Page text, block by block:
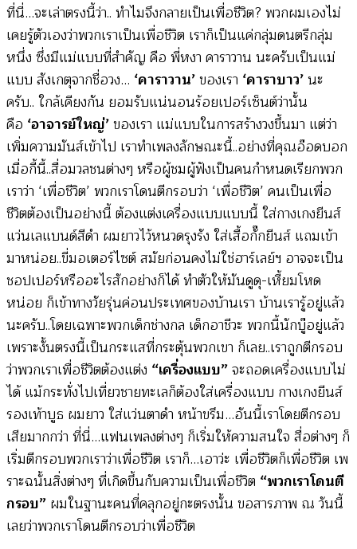
ที่นี่…จะเล่าตรงนี้ว่า.. ทำไมจึงกลายเป็นเพื่อชีวิต? พวกผมเองไม่
เคยรู้ตัวเองว่าพวกเราเป็นเพื่อชีวิต เราก็เป็นแค่กลุ่มดนตรีกลุ่ม
หนึ่ง ซึ่งมีแม่แบบที่สำคัญ คือ พี่หงา คาราวาน นะครับเป็นแม่
แบบ สังเกตุจากชื่อวง… ‘คาราวาน’ของเรา ‘คาราบาว’นะ
ครับ.. ใกล้เคียงกัน ยอมรับแน่นอนร้อยเปอร์เซ็นต์ว่านั้น
คือ ‘อาจารย์ใหญ่’ของเรา แม่แบบในการสร้างวงขึ้นมา แต่ว่า
เพิ่มความมันส์เข้าไป เราทำเพลงลักษณะนี้..อย่างที่คุณอ๊อดบอก
เมื่อกี้นี้..สื่อมวลชนต่างๆ หรือผู้ชมผู้ฟังเป็นคนกำหนดเรียกพวก
เราว่า ‘เพื่อชีวิต’ พวกเราโดนตีกรอบว่า ‘เพื่อชีวิต’ คนเป็นเพื่อ
ชีวิตต้องเป็นอย่างนี้ ต้องแต่งเครื่องแบบแบบนี้ ใส่กางเกงยีนส์
แว่นเลแบนด์สีดำ ผมยาวไว้หนวดรุงรัง ใส่เสื้อกั๊กยีนส์ แถมเข้า
มาหน่อย..ขี่มอเตอร์ไซต์ สมัยก่อนคงไม่ใช่ฮาร์เลย์ฯ อาจจะเป็น
ชอปเปอร์หรืออะไรสักอย่างก็ได้ ทำตัวให้มันดูดุ-เหี้ยมโหด
หน่อย ก็เข้าทางวัยรุ่นค่อนประเทศของบ้านเรา บ้านเรารู้อยู่แล้ว
นะครับ..โดยเฉพาะพวกเด็กช่างกล เด็กอาชีวะ พวกนี้นักบู๊อยู่แล้ว
เพราะงั้นตรงนี้เป็นกระแสที่กระตุ้นพวกเขา ก็เลย..เราถูกตีกรอบ
ว่าพวกเราเพื่อชีวิตต้องแต่ง “เครื่องแบบ”จะถอดเครื่องแบบไม่
ได้ แม้กระทั่งไปเที่ยวชายทะเลก็ต้องใส่เครื่องแบบ กางเกงยีนส์
รองเท้าบูธ ผมยาว ใส่แว่นตาดำ หน้าขรึม…อันนี้เราโดยตีกรอบ
เสียมากกว่า ที่นี่…แฟนเพลงต่างๆ ก็เริ่มให้ความสนใจ สื่อต่างๆ ก็
เริ่มตีกรอบพวกเราว่าเพื่อชีวิต เราก็…เอาว่ะ เพื่อชีวิตก็เพื่อชีวิต เพ
ราะฉนั้นสิ่งต่างๆ ที่เกิดขึ้นกับความเป็นเพื่อชีวิต “พวกเราโดนตี
กรอบ” ผมในฐานะคนที่คลุกอยู่กะตรงนั้น ขอสารภาพ ณ วันนี้
เลยว่าพวกเราโดนตีกรอบว่าเพื่อชีวิต